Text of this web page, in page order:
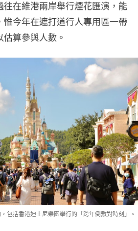
往在維港兩岸舉行煙花匯演，能
惟今年在遮打道行人專用區一帶
算參與人數。
包括香港迪士尼樂園舉行的「跨年倒數對時刻」。